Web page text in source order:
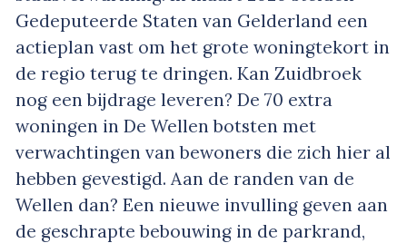
Gedeputeerde Staten van Gelderland een
actieplan vast om het grote woningtekort in
de regio terug te dringen. Kan Zuidbroek
nog een bijdrage leveren? De 70 extra
woningen in De Wellen botsten met
verwachtingen van bewoners die zich hier al
hebben gevestigd. Aan de randen van de
Wellen dan? Een nieuwe invulling geven aan
de geschrapte bebouwing in de parkrand,